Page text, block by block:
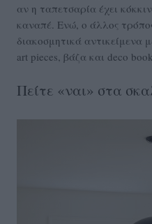
αν η ταπετσαρία έχει
καναπέ. Ενώ, ο άλλος
διακοσμητικά αντικείμενα
art pieces, βάζα και deco
Πείτε «ναι» στα